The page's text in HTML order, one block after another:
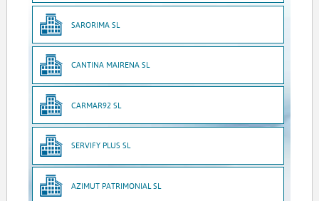
SARORIMA SL
CANTINA MAIRENA SL
CARMAR92 SL
SERVIFY PLUS SL
AZIMUT PATRIMONIAL SL